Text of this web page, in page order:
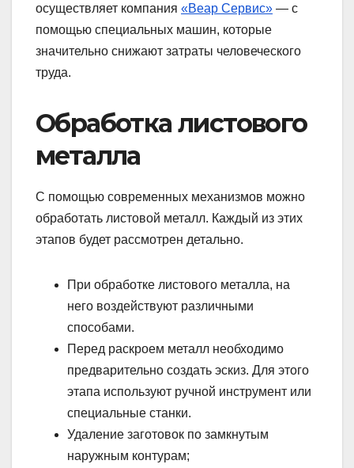
осуществляет компания «Веар Сервис» — с
помощью специальных машин, которые
значительно снижают затраты человеческого
труда.
Обработка листового
металла
С помощью современных механизмов можно
обработать листовой металл. Каждый из этих
этапов будет рассмотрен детально.
При обработке листового металла, на
него воздействуют различными
способами.
Перед раскроем металл необходимо
предварительно создать эскиз. Для этого
этапа используют ручной инструмент или
специальные станки.
Удаление заготовок по замкнутым
наружным контурам;